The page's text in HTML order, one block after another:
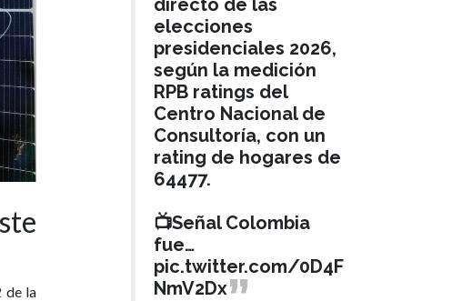
de la
elecciones
presidenciales 2026,
según la medición
RPB ratings del
Centro Nacional de
Consultoría, con un
rating de hogares de
64477.
📺Señal Colombia
fue…
pic.twitter.com/0D4F
NmV2Dx